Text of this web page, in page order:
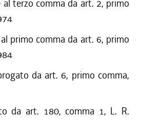
terzo comma da art. 2, primo
primo comma da art. 6, primo
da art. 6, primo comma,
da art. 180, comma 1, L. R.